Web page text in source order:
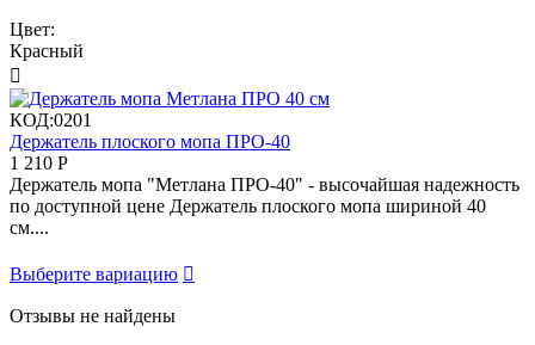
Цвет:
Красный

КОД:0201
Держатель плоского мопа ПРО-40
1 210 Р
Держатель мопа "Метлана ПРО-40" - высочайшая надежность
по доступной цене Держатель плоского мопа шириной 40
см....
Выберите вариацию 
Отзывы не найдены